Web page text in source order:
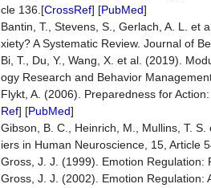
cle 136.[CrossRef] [PubMed]
Bantin, T., Stevens, S., Gerlach, A. L. et
xiety? A Systematic Review. Journal of
Bi, T., Du, Y., Wang, X. et al. (2019).
ogy Research and Behavior
Flykt, A. (2006). Preparedness for
Ref] [PubMed]
Gibson, B. C., Heinrich, M., Mullins, T.
iers in Human Neuroscience, 15, Article
Gross, J. J. (1999). Emotion
Gross, J. J. (2002). Emotion Regulation: